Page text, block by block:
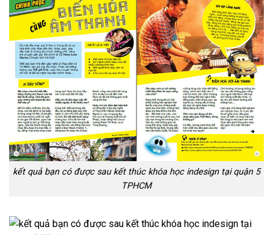
kết quả bạn có được sau kết thúc khóa học indesign tại quận 5
TPHCM